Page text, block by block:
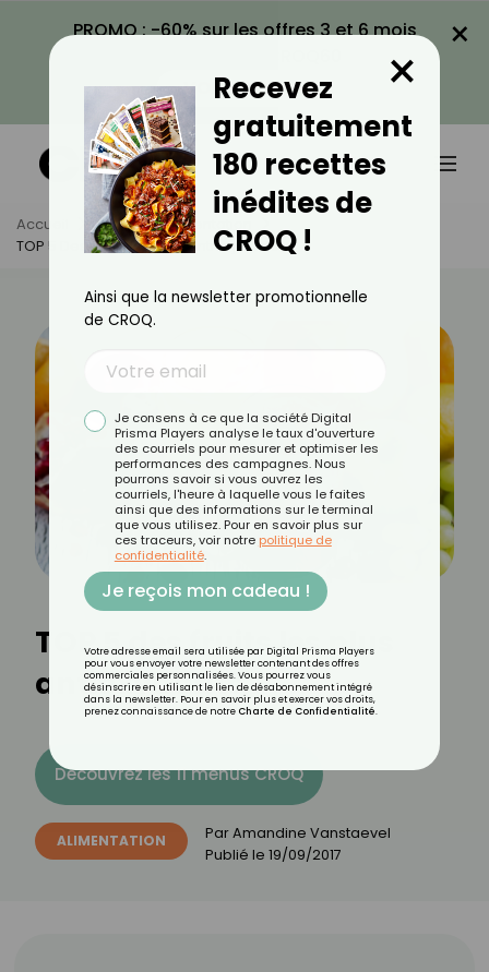
PROMO : -60% sur les offres 3 et 6 mois
VOIR LA PROMO
×
Accueil Actus
Alimentation
TOP 5 Des Fruits Les Plus Antioxydants
TOP 5 des fruits les plus
antioxydants
Découvrez les 11 menus CROQ
ALIMENTATION ParAmandine Vanstaevel
Publié le 19/09/2017
Recevez
gratuitement
180 recettes
inédites de
CROQ !
×
Ainsi que la newsletter promotionnelle
de CROQ.
Je consens à ce que la société Digital
Prisma Players analyse le taux d'ouverture
des courriels pour mesurer et optimiser les
performances des campagnes. Nous
pourrons savoir si vous ouvrez les
courriels, l'heure à laquelle vous le faites
ainsi que des informations sur le terminal
que vous utilisez. Pour en savoir plus sur
ces traceurs, voir notre politique de
confidentialité.
Je reçois mon cadeau !
Votre adresse email sera utilisée par Digital Prisma Players
pour vous envoyer votre newsletter contenant des offres
commerciales personnalisées. Vous pourrez vous
désinscrire en utilisant le lien de désabonnement intégré
dans la newsletter. Pour en savoir plus et exercer vos droits,
prenez connaissance de notre Charte de Confidentialité.